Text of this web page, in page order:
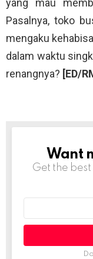
yang mau
Pasalnya, toko
mengaku
dalam waktu
renangnya? [ED/
Want
Get the